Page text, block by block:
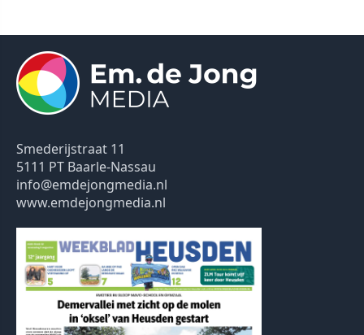
Smederijstraat 11
5111 PT Baarle-Nassau
info@emdejongmedia.nl
www.emdejongmedia.nl